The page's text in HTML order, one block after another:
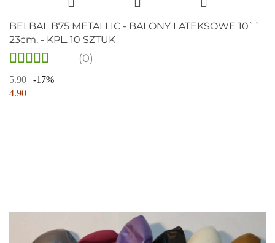
BELBAL B75 METALLIC - BALONY LATEKSOWE 10``
23cm. - KPL. 10 SZTUK
(0)
5.90
-17%
4.90